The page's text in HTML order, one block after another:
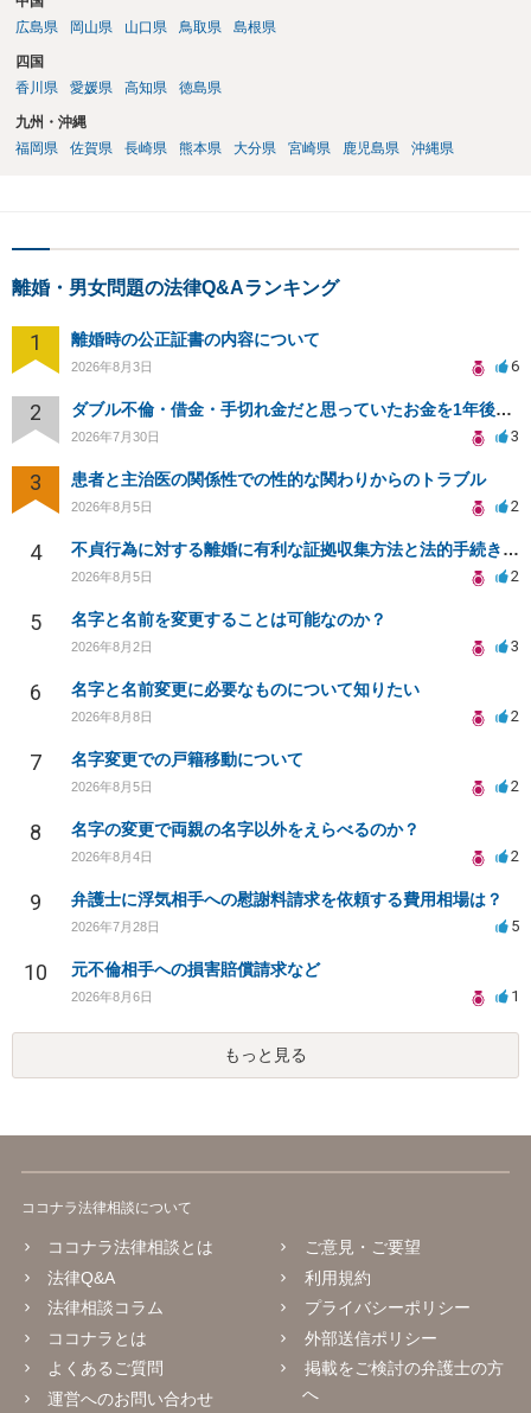
広島県
岡山県 山口県 鳥取県 島根県
四国
香川県
愛媛県 高知県 徳島県
九州・沖縄
福岡県
佐賀県 長崎県 熊本県 大分県 宮崎県 鹿児島県 沖縄県
離婚・男女問題の法律Q&Aランキング
1 離婚時の公正証書の内容について
2026年8月3日 6
2 ダブル不倫・借金・手切れ金だと思っていたお金を1年後いまさら脅迫罪として通知書が来てまとめて請求
2026年7月30日 3
3 患者と主治医の関係性での性的な関わりからのトラブル
2026年8月5日 2
4 不貞行為に対する離婚に有利な証拠収集方法と法的手続きについて
2026年8月5日 2
5 名字と名前を変更することは可能なのか？
2026年8月2日 3
6 名字と名前変更に必要なものについて知りたい
2026年8月8日 2
7 名字変更での戸籍移動について
2026年8月5日 2
8 名字の変更で両親の名字以外をえらべるのか？
2026年8月4日 2
9 弁護士に浮気相手への慰謝料請求を依頼する費用相場は？
2026年7月28日 5
10 元不倫相手への損害賠償請求など
2026年8月6日 1
もっと見る
ココナラ法律相談について
ココナラ法律相談とは
法律Q&A
法律相談コラム
ココナラとは
よくあるご質問
運営へのお問い合わせ
ご意見・ご要望
利用規約
プライバシーポリシー
外部送信ポリシー
掲載をご検討の弁護士の方
へ